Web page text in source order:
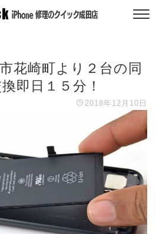
花崎町より２台の同
即日１５分！
2018年12月10日